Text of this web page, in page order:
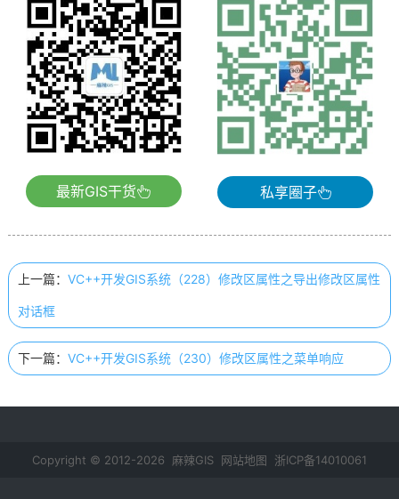
最新GIS干货 私享圈子
上一篇： VC++开发GIS系统（228）修改区属性之导出修改区属性
对话框
下一篇： VC++开发GIS系统（230）修改区属性之菜单响应
Copyright © 2012-2026 麻辣GIS 网站地图 浙ICP备14010061